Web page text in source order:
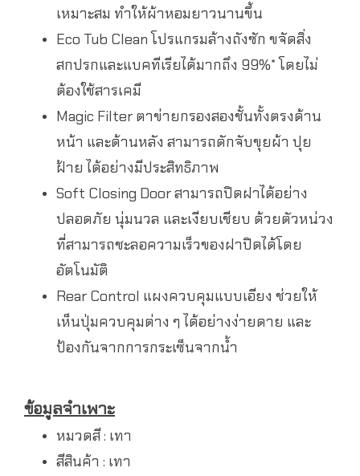
เหมาะสม ทำให้ผ้าหอมยาวนานขึ้น
Eco Tub Clean โปรแกรมล้างถังซัก ขจัดสิ่ง
สกปรกและแบคทีเรียได้มากถึง 99%* โดยไม่
ต้องใช้สารเคมี
Magic Filter ตาข่ายกรองสองชั้นทั้งตรงด้าน
หน้า และด้านหลัง สามารถดักจับขุยผ้า ปุย
ฝ้าย ได้อย่างมีประสิทธิภาพ
Soft Closing Door สามารถปิดฝาได้อย่าง
ปลอดภัย นุ่มนวล และเงียบเชียบ ด้วยตัวหน่วง
ที่สามารถชะลอความเร็วของฝาปิดได้โดย
อัตโนมัติ
Rear Control แผงควบคุมแบบเอียง ช่วยให้
เห็นปุ่มควบคุมต่าง ๆ ได้อย่างง่ายดาย และ
ป้องกันจากการกระเซ็นจากน้ำ
ข้อมูลจำเพาะ
หมวดสี : เทา
สีสินค้า : เทา